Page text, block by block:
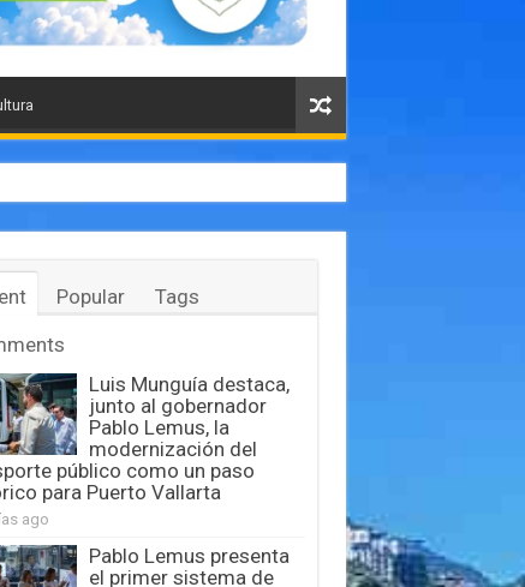
Popular
Tags
Luis Munguía destaca,
junto al gobernador
Pablo Lemus, la
modernización del
público como un paso
para Puerto Vallarta
ago
Pablo Lemus presenta
el primer sistema de